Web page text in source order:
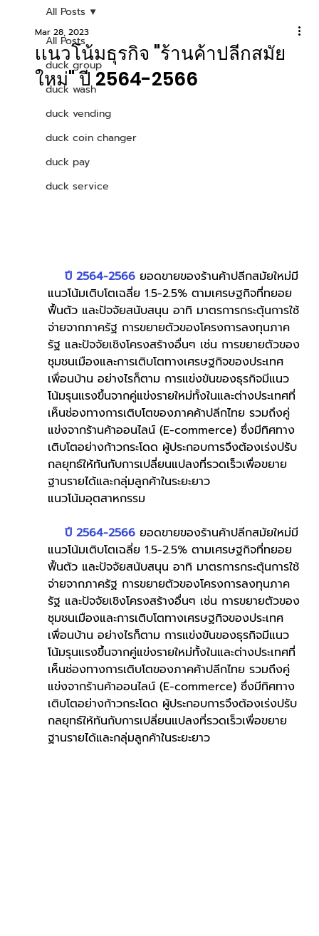
All Posts
duck group
duck wash
duck vending
duck coin changer
duck pay
duck service
All Posts
เเนวโน้มธุรกิจ "ร้านค้าปลีกสมัย
ใหม่" ปี 2564-2566
Mar 28, 2023
ปี 2564-2566 ยอดขายของร้านค้าปลีกสมัยใหม่มี
แนวโน้มเติบโตเฉลี่ย 1.5-2.5% ตามเศรษฐกิจที่ทยอย
ฟื้นตัว และปัจจัยสนับสนุน อาทิ มาตรการกระตุ้นการใช้
จ่ายจากภาครัฐ การขยายตัวของโครงการลงทุนภาค
รัฐ และปัจจัยเชิงโครงสร้างอื่นๆ เช่น การขยายตัวของ
ชุมชนเมืองและการเติบโตทางเศรษฐกิจของประเทศ
เพื่อนบ้าน อย่างไรก็ตาม การแข่งขันของธุรกิจมีแนว
โน้มรุนแรงขึ้นจากคู่แข่งรายใหม่ทั้งในและต่างประเทศที่
เห็นช่องทางการเติบโตของภาคค้าปลีกไทย รวมถึงคู่
แข่งจากร้านค้าออนไลน์ (E-commerce) ซึ่งมีทิศทาง
เติบโตอย่างก้าวกระโดด ผู้ประกอบการจึงต้องเร่งปรับ
กลยุทธ์ให้ทันกับการเปลี่ยนแปลงที่รวดเร็วเพื่อขยาย
ฐานรายได้และกลุ่มลูกค้าในระยะยาว
แนวโน้มอุตสาหกรรม
ปี 2564-2566 ยอดขายของร้านค้าปลีกสมัยใหม่มี
แนวโน้มเติบโตเฉลี่ย 1.5-2.5% ตามเศรษฐกิจที่ทยอย
ฟื้นตัว และปัจจัยสนับสนุน อาทิ มาตรการกระตุ้นการใช้
จ่ายจากภาครัฐ การขยายตัวของโครงการลงทุนภาค
รัฐ และปัจจัยเชิงโครงสร้างอื่นๆ เช่น การขยายตัวของ
ชุมชนเมืองและการเติบโตทางเศรษฐกิจของประเทศ
เพื่อนบ้าน อย่างไรก็ตาม การแข่งขันของธุรกิจมีแนว
โน้มรุนแรงขึ้นจากคู่แข่งรายใหม่ทั้งในและต่างประเทศที่
เห็นช่องทางการเติบโตของภาคค้าปลีกไทย รวมถึงคู่
แข่งจากร้านค้าออนไลน์ (E-commerce) ซึ่งมีทิศทาง
เติบโตอย่างก้าวกระโดด ผู้ประกอบการจึงต้องเร่งปรับ
กลยุทธ์ให้ทันกับการเปลี่ยนแปลงที่รวดเร็วเพื่อขยาย
ฐานรายได้และกลุ่มลูกค้าในระยะยาว